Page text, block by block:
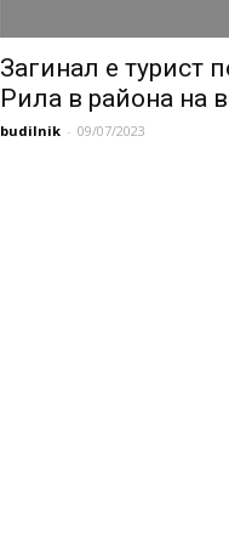
Загинал е турист
Рила в района на
budilnik - 09/07/2023